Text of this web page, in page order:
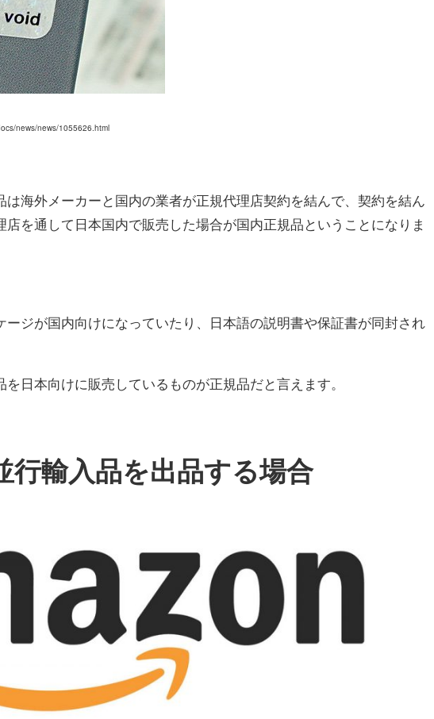
news/news/1055626.html
海外メーカーと国内の業者が正規代理店契約を結んで、契約を結ん
を通して日本国内で販売した場合が国内正規品ということになりま
ジが国内向けになっていたり、日本語の説明書や保証書が同封され
日本向けに販売しているものが正規品だと言えます。
輸入品を出品する場合